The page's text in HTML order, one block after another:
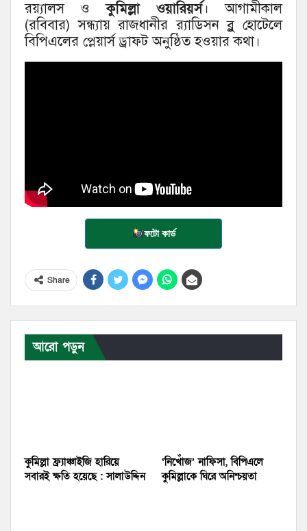
রয়্যালস ওকুমিল্লা ওয়ারিয়র্স। আগামীকাল
(রবিবার) সন্ধ্যায় রাজধানীর র‌্যাডিসন ব্লু হোটেলে
বিপিএলের প্লেয়ার্স ড্রাফট অনুষ্ঠিত হওয়ার কথা।
ফটো কার্ড
Share
আরো পড়ুন
কুমিল্লা ফ্র্যাঞ্চাইজি হারিয়ে
সবারই ক্ষতি হয়েছে : সালাউদ্দিন
‘নিখোঁজ’ নাফিসা, বিপিএলে
কুমিল্লাকে ঘিরে অনিশ্চয়তা